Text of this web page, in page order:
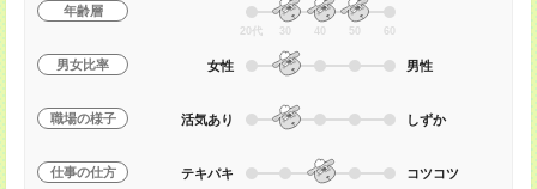
年齢層
20代 30 40 50 60
男女比率 女性 男性
職場の様子 活気あり しずか
仕事の仕方 テキパキ コツコツ